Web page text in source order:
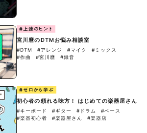
#上達のヒント
宮川麿のDTMお悩み相談室
#DTM #アレンジ #マイク
#ミックス
#作曲
#宮川麿 #録音
#ゼロから学ぶ
初心者の頼れる味方！ はじめての楽器屋さん
#キーボード #ギター #ドラム
#ベース
#楽器初心者
#楽器屋さん #楽器店